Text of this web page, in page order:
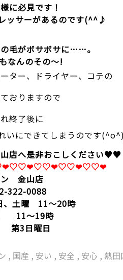
に必見です！
ッサーがあるのです(^^♪
毛がボサボサに……。
なんのその〜!
ター、ドライヤー、コテの
おりますので
終了後に
いにできてしまうのです
店へ是非おこしください♥︎♥︎
ン 金山店
0088
、土曜 11～20時
11～19時
3日曜日
, 国産 , 安い , 安全 , 安心 , 熱田